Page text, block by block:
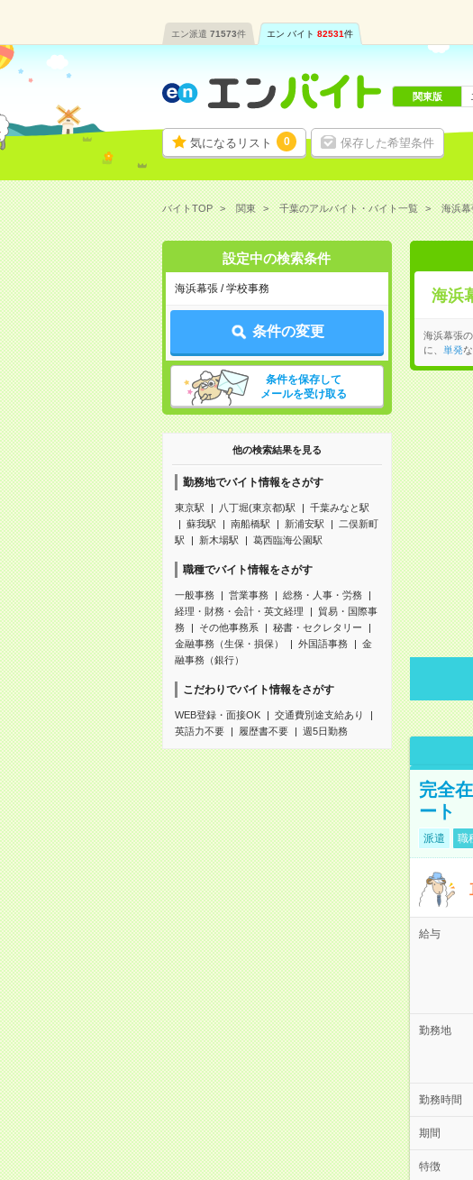
エン派遣 71573件 エン バイト 82531件
気になるリスト 0 保存した希望条件
関東版
バイトTOP 関東 千葉のアルバイト・バイト一覧 海浜幕
設定中の検索条件
海浜幕張 / 学校事務
条件の変更
条件を保存して
メールを受け取る
他の検索結果を見る
勤務地でバイト情報をさがす
東京駅 八丁堀(東京都)駅
千葉みなと駅
蘇我駅
南船橋駅 新浦安駅
二俣新町
駅
新木場駅 葛西臨海公園駅
職種でバイト情報をさがす
一般事務 営業事務
総務・人事・労務
経理・財務・会計・英文経理
貿易・国際事
務
その他事務系
秘書・セクレタリー
金融事務（生保・損保）
外国語事務
金
融事務（銀行）
こだわりでバイト情報をさがす
WEB登録・面接OK
交通費別途支給あり
英語力不要
履歴書不要 週5日勤務
海浜
海浜幕張
に、
単発
完全
ート
派遣 職
給与
勤務地
勤務時間
期間
特徴